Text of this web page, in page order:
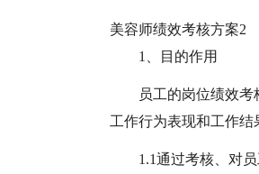
美容师绩效考核方案2
1、目的作用
员工的岗位绩效
工作行为表现和工作
1.1通过考核、对